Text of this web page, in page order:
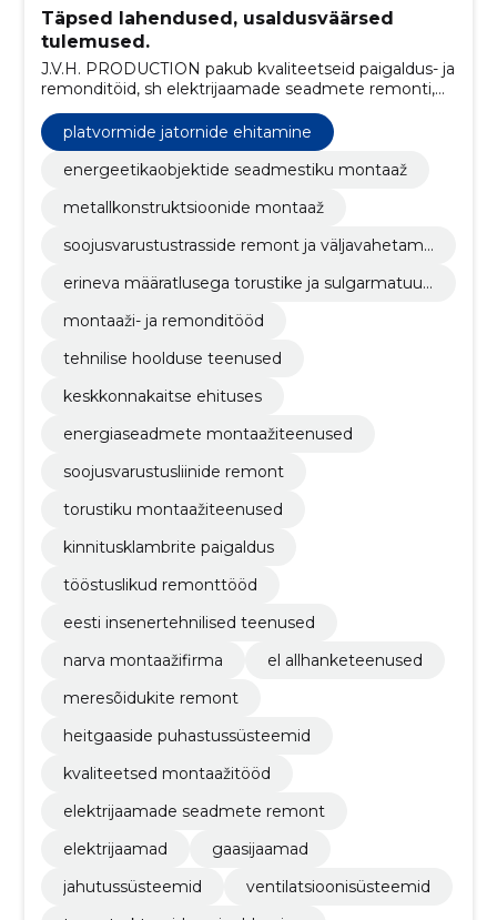
Täpsed lahendused, usaldusväärsed
tulemused.
J.V.H. PRODUCTION pakub kvaliteetseid paigaldus- ja
remonditöid, sh elektrijaamade seadmete remonti,
teraskonstruktsioonide paigaldust ning torustike
remonti ja paigaldust.
platvormide jatornide ehitamine
energeetikaobjektide seadmestiku montaaž
metallkonstruktsioonide montaaž
soojusvarustustrasside remont ja väljavahetami
erineva määratlusega torustike ja sulgarmatuuri
montaaži- ja remonditööd
tehnilise hoolduse teenused
keskkonnakaitse ehituses
energiaseadmete montaažiteenused
soojusvarustusliinide remont
torustiku montaažiteenused
kinnitusklambrite paigaldus
tööstuslikud remonttööd
eesti insenertehnilised teenused
narva montaažifirma
el allhanketeenused
meresõidukite remont
heitgaaside puhastussüsteemid
kvaliteetsed montaažitööd
elektrijaamade seadmete remont
elektrijaamad
gaasijaamad
jahutussüsteemid
ventilatsioonisüsteemid